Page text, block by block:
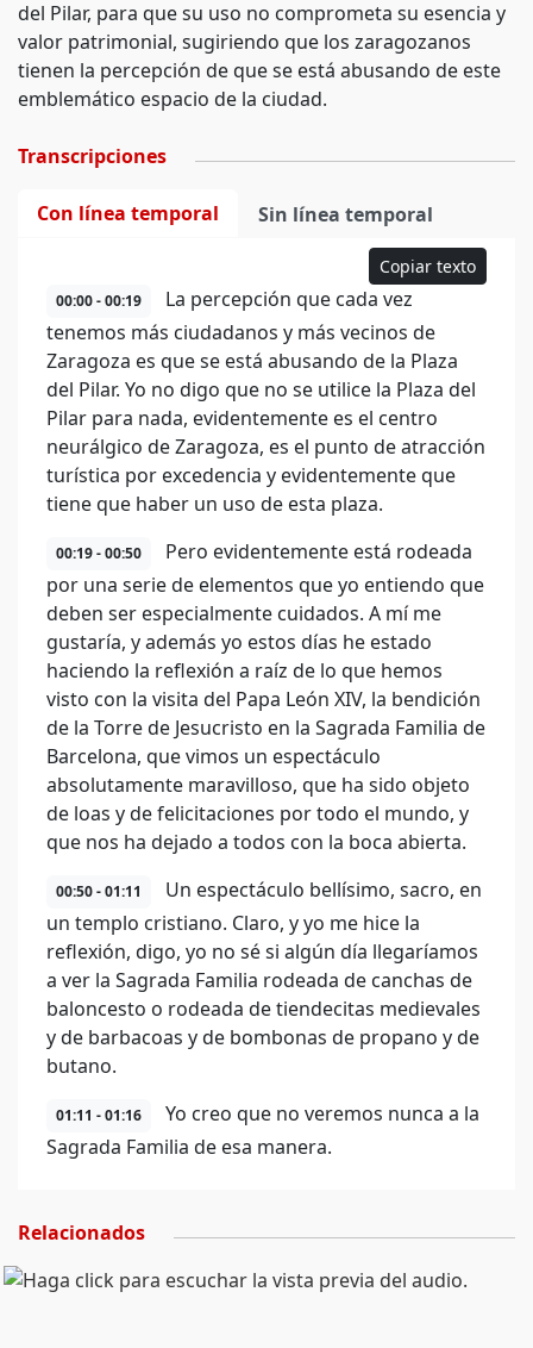
del Pilar, para que su uso no comprometa su esencia y
valor patrimonial, sugiriendo que los zaragozanos
tienen la percepción de que se está abusando de este
emblemático espacio de la ciudad.
Transcripciones
Con línea temporal Sin línea temporal
Copiar texto
00:00 - 00:19
La percepción que cada vez
tenemos más ciudadanos y más vecinos de
Zaragoza es que se está abusando de la Plaza
del Pilar. Yo no digo que no se utilice la Plaza del
Pilar para nada, evidentemente es el centro
neurálgico de Zaragoza, es el punto de atracción
turística por excedencia y evidentemente que
tiene que haber un uso de esta plaza.
00:19 - 00:50
Pero evidentemente está rodeada
por una serie de elementos que yo entiendo que
deben ser especialmente cuidados. A mí me
gustaría, y además yo estos días he estado
haciendo la reflexión a raíz de lo que hemos
visto con la visita del Papa León XIV, la bendición
de la Torre de Jesucristo en la Sagrada Familia de
Barcelona, que vimos un espectáculo
absolutamente maravilloso, que ha sido objeto
de loas y de felicitaciones por todo el mundo, y
que nos ha dejado a todos con la boca abierta.
00:50 - 01:11
Un espectáculo bellísimo, sacro, en
un templo cristiano. Claro, y yo me hice la
reflexión, digo, yo no sé si algún día llegaríamos
a ver la Sagrada Familia rodeada de canchas de
baloncesto o rodeada de tiendecitas medievales
y de barbacoas y de bombonas de propano y de
butano.
01:11 - 01:16
Yo creo que no veremos nunca a la
Sagrada Familia de esa manera.
Relacionados